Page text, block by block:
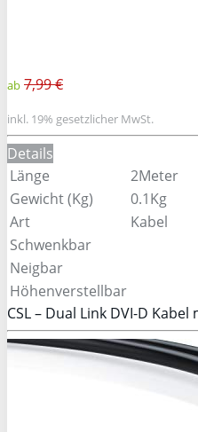
ab 7,99 €
inkl. 19% gesetzlicher MwSt.
Details
Länge
2Meter
Gewicht (Kg)
0.1Kg
Art
Kabel
Schwenkbar
Neigbar
Höhenverstellbar
CSL – Dual Link DVI-D